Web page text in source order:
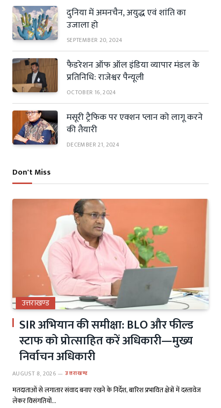
दुनिया में अमनचैन, अयुद्ध एवं शांति का
उजाला हो
SEPTEMBER 20, 2024
फैडरेशन ऑफ ऑल इंडिया व्यापार मंडल के
प्रतिनिधि: राजेश्वर पैन्यूली
OCTOBER 16, 2024
मसूरी ट्रैफिक पर एक्शन प्लान को लागू करने
की तैयारी
DECEMBER 21, 2024
Don't Miss
उत्तराखण्ड
SIR अभियान की समीक्षा: BLO और फील्ड
स्टाफ को प्रोत्साहित करें अधिकारी—मुख्य
निर्वाचन अधिकारी
AUGUST 8, 2026 उत्तराखण्ड
मतदाताओं से लगातार संवाद बनाए रखने के निर्देश, बारिश प्रभावित क्षेत्रों में दस्तावेज
लेकर विसंगतियों…